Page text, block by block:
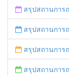
สรุปสถานการณ์ช่
สรุปสถานการณ์ช่
สรุปสถานการณ์ช่
สรุปสถานการณ์ช่